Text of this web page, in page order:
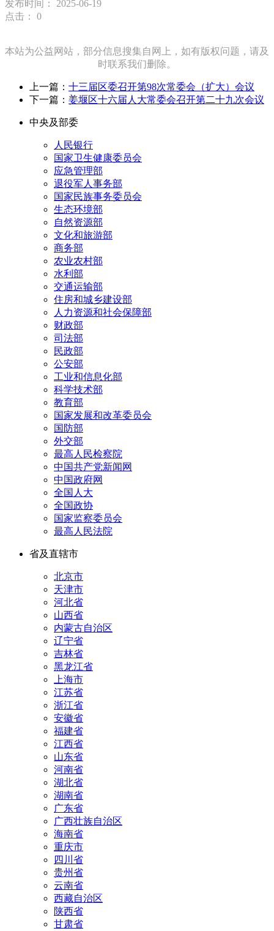
发布时间： 2025-06-19
点击： 0
本站为公益网站，部分信息搜集自网上，如有版权问题，请及
时联系我们删除。
上一篇： 十三届区委召开第98次常委会（扩大）会议
下一篇： 姜堰区十六届人大常委会召开第二十九次会议
中央及部委
人民银行
国家卫生健康委员会
应急管理部
退役军人事务部
国家民族事务委员会
生态环境部
自然资源部
文化和旅游部
商务部
农业农村部
水利部
交通运输部
住房和城乡建设部
人力资源和社会保障部
财政部
司法部
民政部
公安部
工业和信息化部
科学技术部
教育部
国家发展和改革委员会
国防部
外交部
最高人民检察院
中国共产党新闻网
中国政府网
全国人大
全国政协
国家监察委员会
最高人民法院
省及直辖市
北京市
天津市
河北省
山西省
内蒙古自治区
辽宁省
吉林省
黑龙江省
上海市
江苏省
浙江省
安徽省
福建省
江西省
山东省
河南省
湖北省
湖南省
广东省
广西壮族自治区
海南省
重庆市
四川省
贵州省
云南省
西藏自治区
陕西省
甘肃省